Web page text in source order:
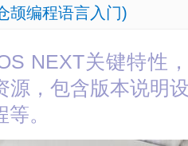
颉编程语言入门)
NEXT关键特性
源，包含版本说明
。